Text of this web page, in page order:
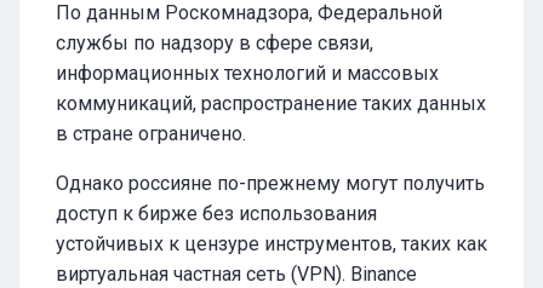
По данным Роскомнадзора, Федеральной
службы по надзору в сфере связи,
информационных технологий и массовых
коммуникаций, распространение таких данных
в стране ограничено.
Однако россияне по-прежнему могут получить
доступ к бирже без использования
устойчивых к цензуре инструментов, таких как
виртуальная частная сеть (VPN). Binance